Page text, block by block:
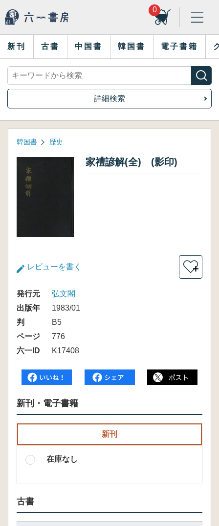
0
新刊 古書 中国書 韓国書 電子書籍
詳細検索
韓国書 歴史
家禮諺解(全) (影印)
レビューを書く ＋
発行元
弘文閣
出版年
1983/01
判
B5
ページ
776
六一ID
K17408
新刊・電子書籍
新刊
在庫なし
古書